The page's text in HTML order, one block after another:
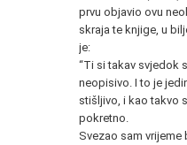
prvu objavio ovu
skraja te knjige, u
je:
“Ti si takav svjedok
neopisivo. I to je
stišljivo, i kao takvo
pokretno.
Svezao sam vrijeme